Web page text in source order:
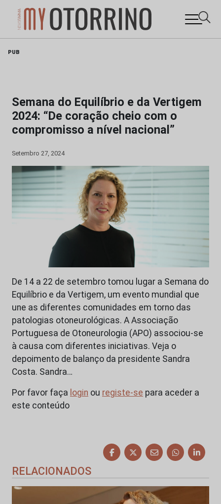
PUB
Semana do Equilíbrio e da Vertigem
2024: “De coração cheio com o
compromisso a nível nacional”
Setembro 27, 2024
De 14 a 22 de setembro tomou lugar a Semana do
Equilíbrio e da Vertigem, um evento mundial que
une as diferentes comunidades em torno das
patologias otoneurológicas. A Associação
Portuguesa de Otoneurologia (APO) associou-se
à causa com diferentes iniciativas. Veja o
depoimento de balanço da presidente Sandra
Costa. Sandra…
Por favor faça login ou registe-se para aceder a
este conteúdo
RELACIONADOS